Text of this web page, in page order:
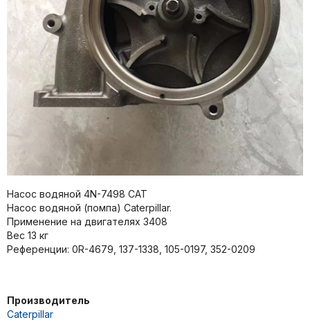
Насос водяной 4N-7498 CAT
Насос водяной (помпа) Caterpillar.
Применение на двигателях 3408
Вес 13 кг
Референции: 0R-4679, 137-1338, 105-0197, 352-0209
Производитель
Caterpillar